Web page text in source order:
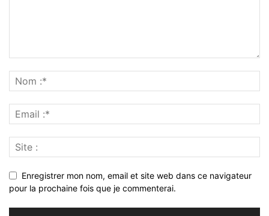
Enregistrer mon nom, email et site web dans ce navigateur
pour la prochaine fois que je commenterai.